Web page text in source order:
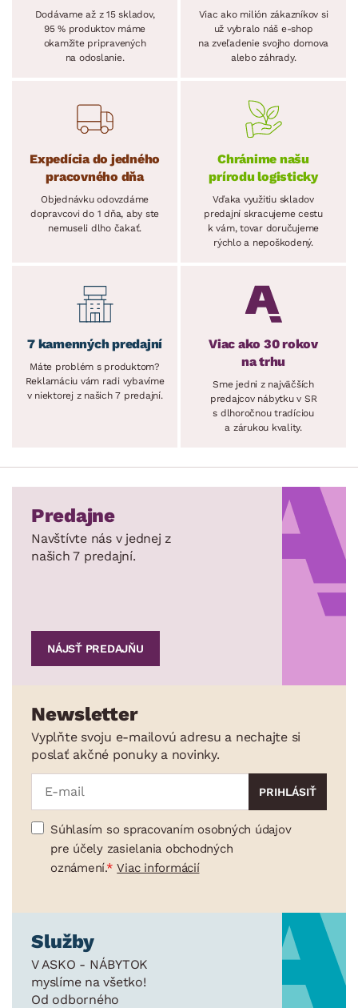
Dodávame až z 15 skladov,
95 % produktov máme
okamžite pripravených
na odoslanie.
Viac ako milión zákazníkov si
už vybralo náš e-shop
na zveľadenie svojho domova
alebo záhrady.
Expedícia do jedného
pracovného dňa
Objednávku odovzdáme
dopravcovi do 1 dňa, aby ste
nemuseli dlho čakať.
Chránime našu
prírodu logisticky
Vďaka využitiu skladov
predajní skracujeme cestu
k vám, tovar doručujeme
rýchlo a nepoškodený.
7 kamenných predajní
Máte problém s produktom?
Reklamáciu vám radi vybavíme
v niektorej z našich 7 predajní.
Viac ako 30 rokov
na trhu
Sme jedni z najväčších
predajcov nábytku v SR
s dlhoročnou tradíciou
a zárukou kvality.
Predajne
Navštívte nás v jednej z
našich 7 predajní.
NÁJSŤ PREDAJŇU
Newsletter
Vyplňte svoju e-mailovú adresu a nechajte si
poslať akčné ponuky a novinky.
Súhlasím so spracovaním osobných údajov
pre účely zasielania obchodných
oznámení.
Viac informácií
Služby
V ASKO - NÁBYTOK
myslíme na všetko!
Od odborného